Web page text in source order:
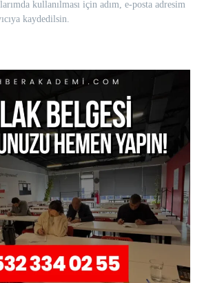
kullanılması için adım, e-posta adresim
kaydedilsin.